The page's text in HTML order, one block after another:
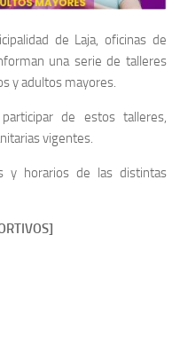
de Laja, oficinas de
una serie de talleres
y adultos mayores.
de estos talleres,
vigentes.
y horarios de las distintas